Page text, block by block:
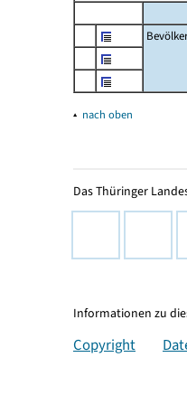
▴ nach oben
Das Thüringer
Informationen zu
Copyright